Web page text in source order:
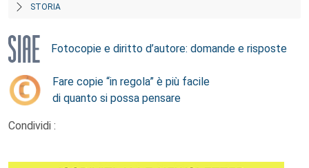
STORIA
Fotocopie e diritto d’autore: domande e risposte
Fare copie “in regola” è più facile
di quanto si possa pensare
Condividi :